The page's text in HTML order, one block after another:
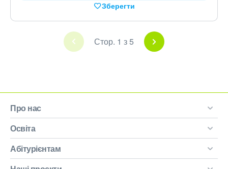
Зберегти
Стор. 1 з 5
Про нас
Освіта
Абітурієнтам